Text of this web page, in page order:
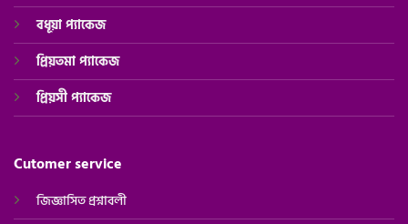
বধূয়া প্যাকেজ
প্রিয়তমা প্যাকেজ
প্রিয়সীপ্যাকেজ
Cutomer service
জিজ্ঞাসিত প্রশ্নাবলী